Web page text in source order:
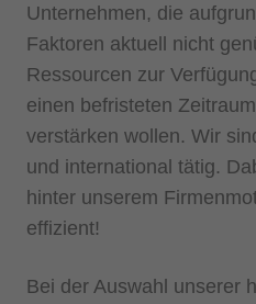
Unternehmen, die
Faktoren aktuell nicht
Ressourcen zur
einen befristeten
verstärken wollen. Wir
und international tätig.
hinter unserem
effizient!
Bei der Auswahl unserer